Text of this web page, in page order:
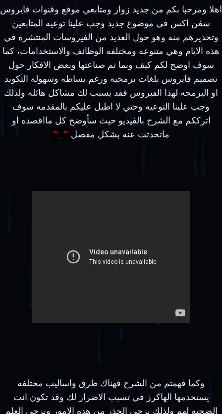
اهلا ومرحبا بكم من جديد زوار ومتابعي موقع وقنوات فايروس
سفن اكس في موضوع جديد وجب علينا توعيه المتابعين
وتحذيرهم منه وهو حول العديد من الفيروسات المنتشره في
هذه الايام وهي متنوعه ومختلفه الوظائف والاستخدامات، كما
سوف اوضح لكم كيف وبما تم صناعتها وبعض الافكار حول
تصميم فايروس بلغات برمجيه ورغم بساطه وسهوله التكويد
او البرمجه لهذا الفيروس فقد يسبب لك مشاكل هائله ولذلك
وجب علينا التوعيه وحتي لا اطيل عليكم بالمقدمه سوف
اترككم مع الشرح بالفيديو حيث سأوضح كل مااقصده او
ماتحدثت عنه بشكل مفصل ^_^
وكما فهمتم من الشرح فهناك طرق واساليب مختلفه
يستخدمها الهاكرز في تسبب الاضرار لك وقد تكون انت
الضحيه لهم ولذلك يرجي الحذر من هذه الامور ويرجي العلم